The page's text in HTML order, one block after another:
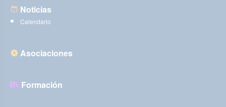
Noticias
Calendario
Asociaciones
Formación